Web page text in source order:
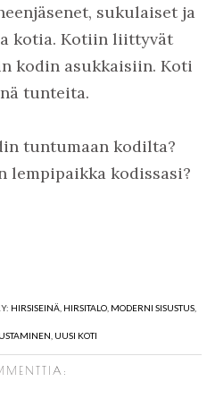
sukulaiset ja
kotia. Kotiin liittyvät
kodin asukkaisiin. Koti
tunteita.
tuntumaan kodilta?
lempipaikka kodissasi?
HIRSISEINÄ HIRSITALO MODERNI SISUSTUS
UUSI KOTI